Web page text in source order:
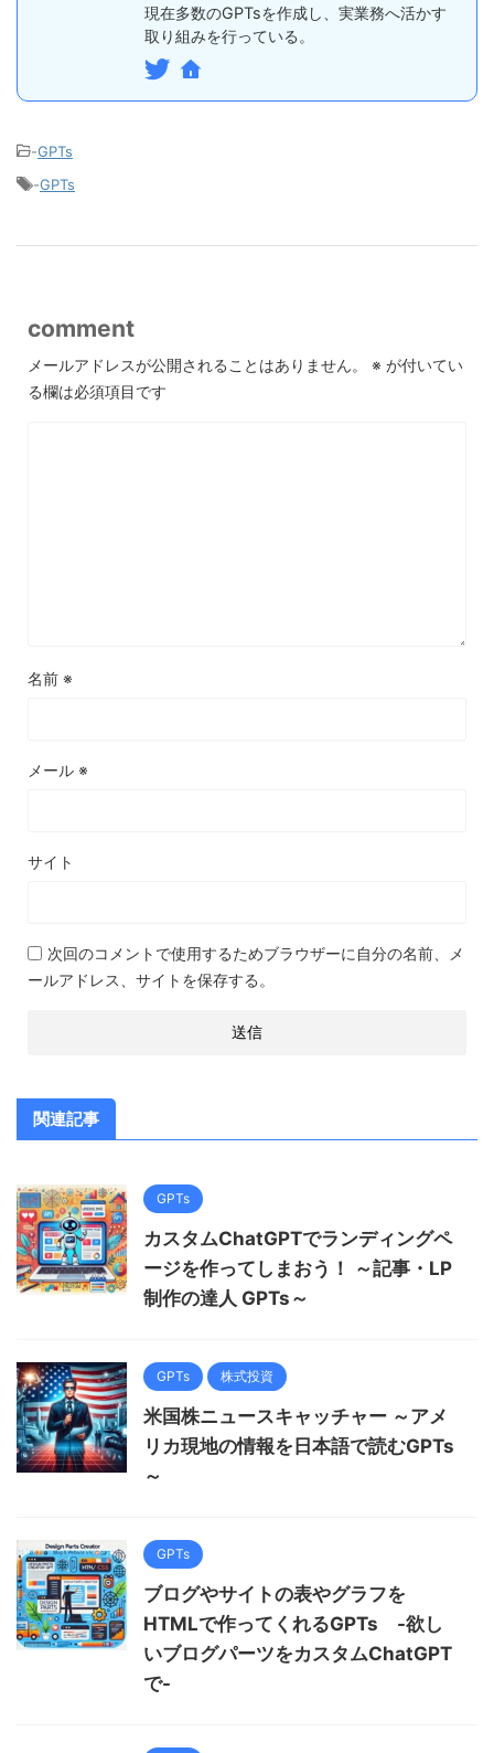
現在多数のGPTsを作成し、実業務へ活かす
取り組みを行っている。
-GPTs
-GPTs
comment
メールアドレスが公開されることはありません。 ※ が付いてい
る欄は必須項目です
名前 ※
メール ※
サイト
次回のコメントで使用するためブラウザーに自分の名前、メ
ールアドレス、サイトを保存する。
関連記事
GPTs
カスタムChatGPTでランディングペ
ージを作ってしまおう！ ～記事・LP
制作の達人 GPTs～
GPTs 株式投資
米国株ニュースキャッチャー ～アメ
リカ現地の情報を日本語で読むGPTs
～
GPTs
ブログやサイトの表やグラフを
HTMLで作ってくれるGPTs -欲し
いブログパーツをカスタムChatGPT
で-